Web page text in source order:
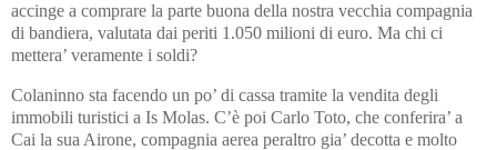
accinge a comprare la parte buona della nostra vecchia compagnia
di bandiera, valutata dai periti 1.050 milioni di euro. Ma chi ci
mettera’ veramente i soldi?
Colaninno sta facendo un po’ di cassa tramite la vendita degli
immobili turistici a Is Molas. C’è poi Carlo Toto, che conferira’ a
Cai la sua Airone, compagnia aerea peraltro gia’ decotta e molto